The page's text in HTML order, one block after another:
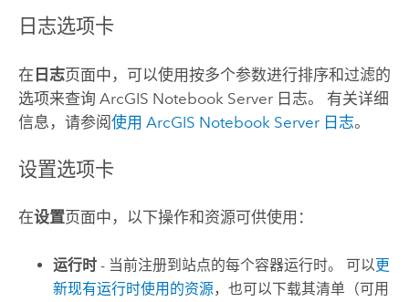
日志选项卡
在 日志页面中，可以使用按多个参数进行排序和过滤的
选项来查询 ArcGIS Notebook Server日志。 有关详细
信息，请参阅使用 ArcGIS Notebook Server日志。
设置选项卡
在设置页面中，以下操作和资源可供使用：
运行时 - 当前注册到站点的每个容器运行时。 可以更
新现有运行时使用的资源，也可以下载其清单（可用